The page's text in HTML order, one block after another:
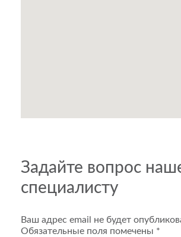
Задайте вопрос
специалисту
Ваш адрес email не будет
Обязательные поля помечены *